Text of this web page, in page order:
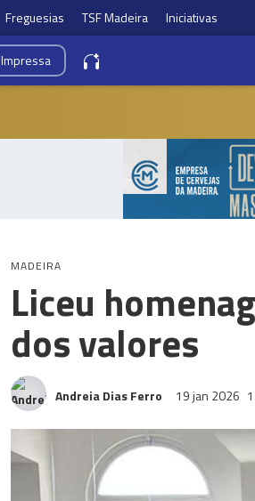
Freguesias TSF Madeira Iniciativas
Impressa
MADEIRA
Liceu
dos valores
Andreia Dias Ferro 19 jan 2026